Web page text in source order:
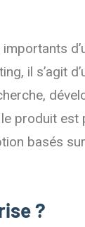
il s’agit
produit est
basés sur
?